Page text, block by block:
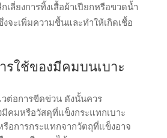
เลี่ยงการทิ้งเสื้อผ้าเปียกหรือขวดน้ำ
จะเพิ่มความชื้นและทำให้เกิดเชื้อ
รใช้ของมีคมบนเบาะ
วต่อการขีดข่วน ดังนั้นควร
มีคมหรือวัสดุที่แข็งกระแทกเบาะ
อการกระแทกจากวัตถุที่แข็งอาจ